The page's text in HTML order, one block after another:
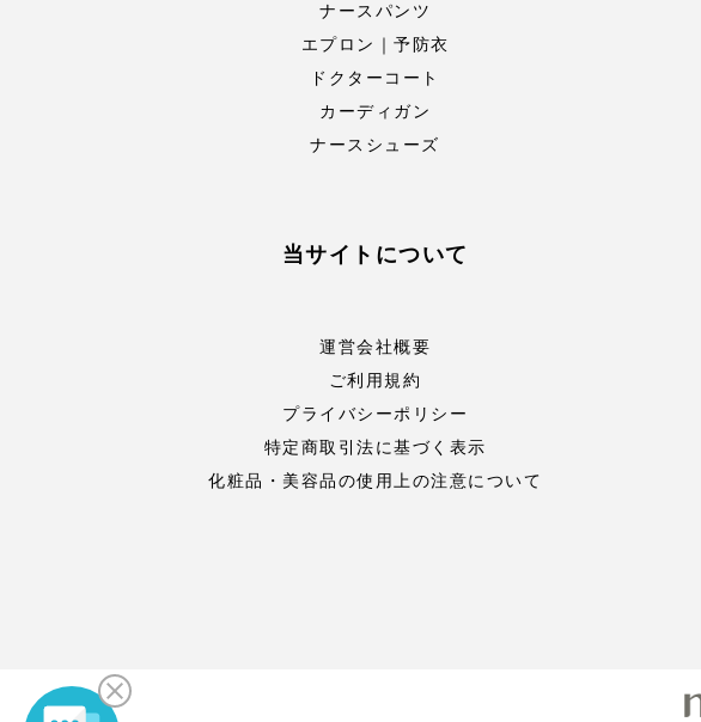
ナースパンツ
エプロン｜予防衣
ドクターコート
カーディガン
ナースシューズ
当サイトについて
運営会社概要
ご利用規約
プライバシーポリシー
特定商取引法に基づく表示
化粧品・美容品の使用上の注意について